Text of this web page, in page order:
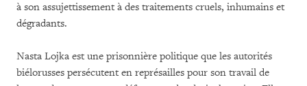
à son assujettissement à des traitements cruels, inhumains et
dégradants.
Nasta Lojka est une prisonnière politique que les autorités
biélorusses persécutent en représailles pour son travail de